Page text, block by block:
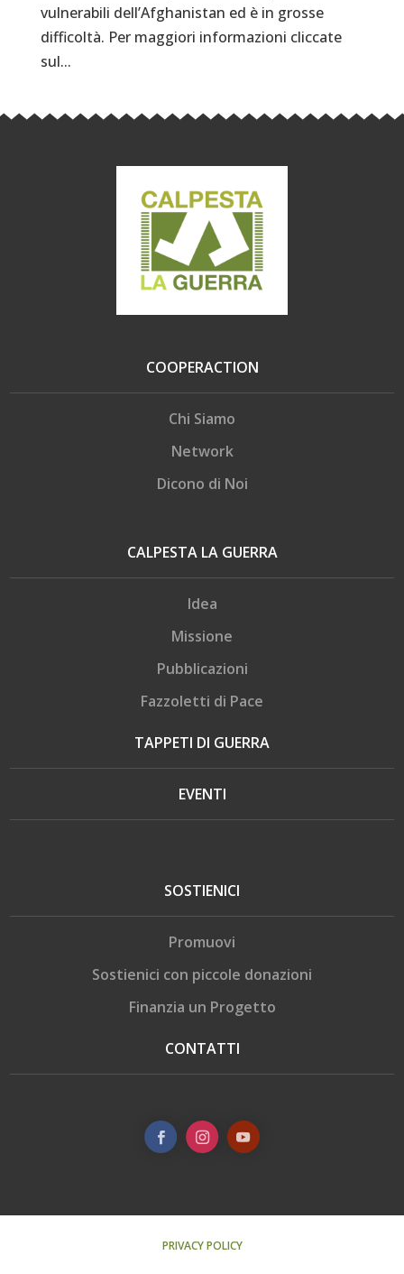
vulnerabili dell’Afghanistan ed è in grosse
difficoltà. Per maggiori informazioni cliccate
sul...
COOPERACTION
Chi Siamo
Network
Dicono di Noi
CALPESTA LA GUERRA
Idea
Missione
Pubblicazioni
Fazzoletti di Pace
TAPPETI DI GUERRA
EVENTI
SOSTIENICI
Promuovi
Sostienici con piccole donazioni
Finanzia un Progetto
CONTATTI
PRIVACY POLICY